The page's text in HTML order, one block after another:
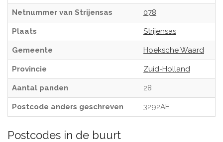
Netnummer van Strijensas 078
Plaats Strijensas
Gemeente Hoeksche Waard
Provincie Zuid-Holland
Aantal panden 28
Postcode anders geschreven 3292AE
Postcodes in de buurt